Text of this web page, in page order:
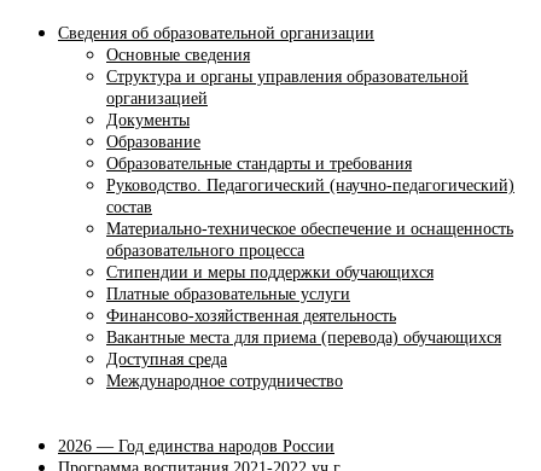
Сведения об образовательной организации
Основные сведения
Структура и органы управления образовательной
организацией
Документы
Образование
Образовательные стандарты и требования
Руководство. Педагогический (научно-педагогический)
состав
Материально-техническое обеспечение и оснащенность
образовательного процесса
Стипендии и меры поддержки обучающихся
Платные образовательные услуги
Финансово-хозяйственная деятельность
Вакантные места для приема (перевода) обучающихся
Доступная среда
Международное сотрудничество
2026 — Год единства народов России